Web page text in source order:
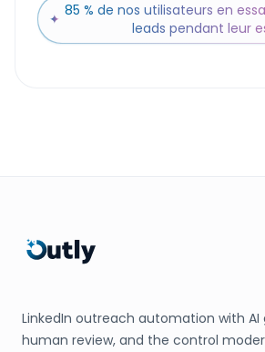
✦ 85 % de nos utilisateurs en
leads pendant leur
LinkedIn outreach automation with AI
human review, and the control